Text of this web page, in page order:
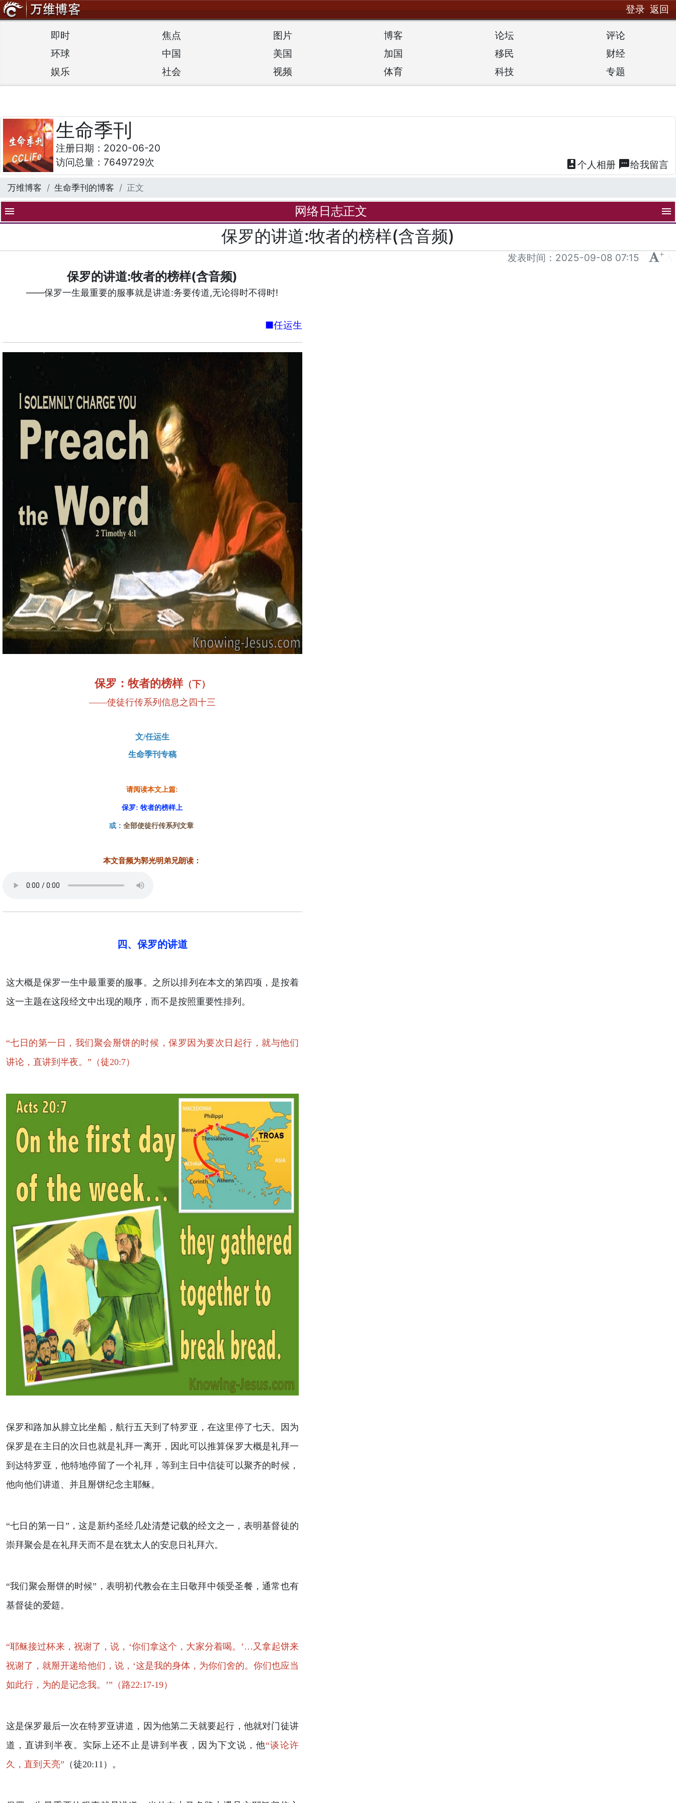
登录 返回
即时 焦点 图片 博客 论坛
评论
环球
中国 美国 加国 移民
财经
娱乐
社会 视频 体育 科技 专题
生命季刊
注册日期：2020-06-20
访问总量：7649729次
photo_album 个人相册 textsms给我留言
万维博客 生命季刊的博客 正文
menu 网络日志正文 menu
保罗的讲道:牧者的榜样(含音频)
发表时间： 2025-09-08 07:15 +
保罗的讲道:牧者的榜样(含音频)
——保罗一生最重要的服事就是讲道:务要传道,无论得时不得时!
■任运生
保罗：牧者的榜样（下）
——使徒行传系列信息之四十三
文/任运生
生命季刊专稿
请阅读本文上篇:
保罗: 牧者的榜样上
或： 全部使徒行传系列文章
本文音频为郭光明弟兄朗读 ：
四、保罗的讲道
这大概是保罗一生中最重要的服事。之所以排列在本文的第四项，是按着
这一主题在这段经文中出现的顺序，而不是按照重要性排列。
“七日的第一日，我们聚会掰饼的时候，保罗因为要次日起行，就与他们
讲论，直讲到半夜。”（徒20:7）
保罗和路加从腓立比坐船，航行五天到了特罗亚，在这里停了七天。因为
保罗是在主日的次日也就是礼拜一离开，因此可以推算保罗大概是礼拜一
到达特罗亚，他特地停留了一个礼拜，等到主日中信徒可以聚齐的时候，
他向他们讲道、并且掰饼纪念主耶稣。
“七日的第一日”，这是新约圣经几处清楚记载的经文之一，表明基督徒的
崇拜聚会是在礼拜天而不是在犹太人的安息日礼拜六。
“我们聚会掰饼的时候”，表明初代教会在主日敬拜中领受圣餐，通常也有
基督徒的爱筵。
“耶稣接过杯来，祝谢了，说，‘你们拿这个，大家分着喝。’…又拿起饼来
祝谢了，就掰开递给他们，说，‘这是我的身体，为你们舍的。你们也应当
如此行，为的是记念我。’”（路22:17-19）
这是保罗最后一次在特罗亚讲道，因为他第二天就要起行，他就对门徒讲
道，直讲到半夜。实际上还不止是讲到半夜，因为下文说，他“谈论许
久，直到天亮” （徒20:11）。